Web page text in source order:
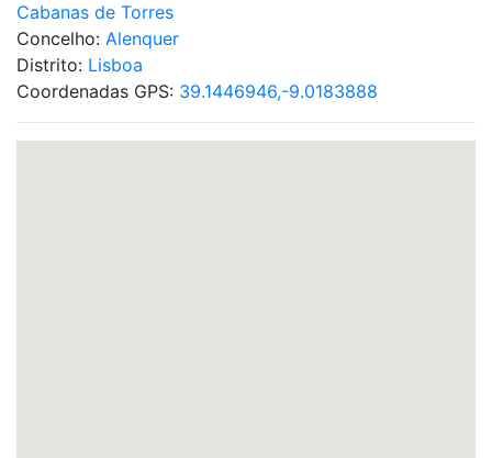
Cabanas de Torres
Concelho: Alenquer
Distrito: Lisboa
Coordenadas GPS: 39.1446946,-9.0183888